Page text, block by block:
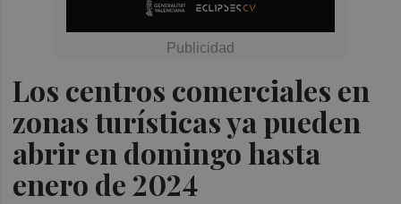
Los centros comerciales en
zonas turísticas ya pueden
abrir en domingo hasta
enero de 2024